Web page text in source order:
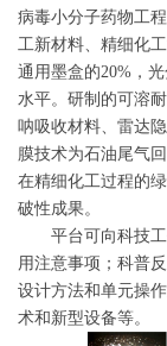
病毒小分子药物工
工新材料、精细化
通用墨盒的20%，
水平。研制的可溶
呐吸收材料、雷达
膜技术为石油尾气
在精细化工过程的
破性成果。
平台可向科技工
用注意事项；科普
设计方法和单元操
术和新型设备等。